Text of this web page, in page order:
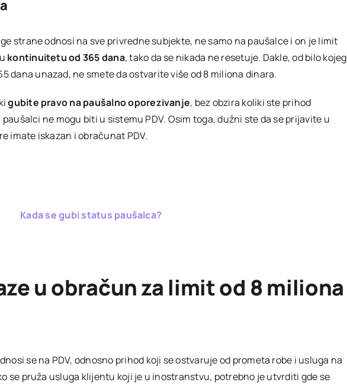
strane odnosi na sve privredne subjekte, ne samo na paušalce i on je limit
kontinuitetu od 365 dana, tako da se nikada ne resetuje. Dakle, od bilo kojeg
dana unazad, ne smete da ostvarite više od 8 miliona dinara.
gubite pravo na paušalno oporezivanje, bez obzira koliki ste prihod
ne mogu biti u sistemu PDV. Osim toga, dužni ste da se prijavite u
imate iskazan i obračunat PDV.
Kada se gubi status paušalca?
u obračun za limit od 8 miliona
se na PDV, odnosno prihod koji se ostvaruje od prometa robe i usluga na
se pruža usluga klijentu koji je u inostranstvu, potrebno je utvrditi gde se